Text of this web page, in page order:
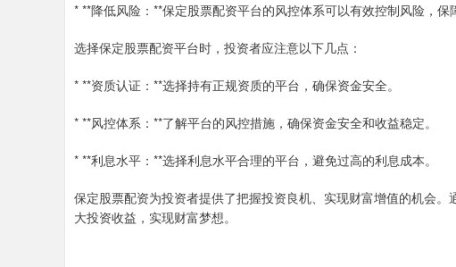
* **降低风险：**保定股票配资平台的风控体系可以有效控制风险，保
选择保定股票配资平台时，投资者应注意以下几点：
* **资质认证：**选择持有正规资质的平台，确保资金安全。
* **风控体系：**了解平台的风控措施，确保资金安全和收益稳定。
* **利息水平：**选择利息水平合理的平台，避免过高的利息成本。
保定股票配资为投资者提供了把握投资良机、实现财富增值的机会
大投资收益，实现财富梦想。